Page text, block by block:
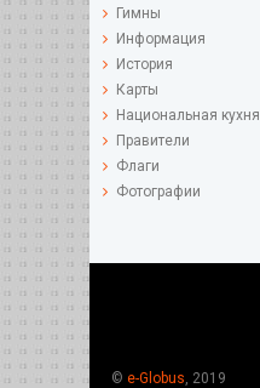
Гимны
Информация
История
Карты
Национальная кухня
Правители
Флаги
Фотографии
© e-Globus , 2019